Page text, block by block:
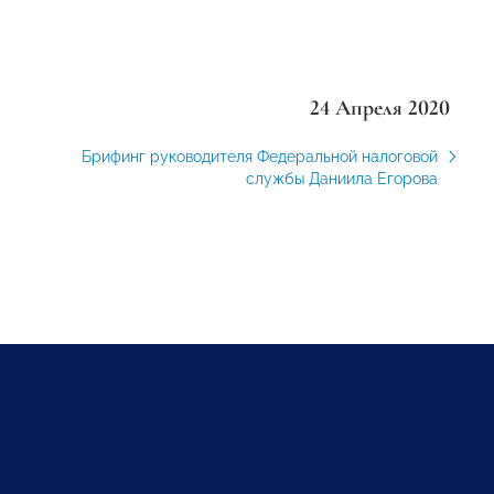
24 Апреля 2020
Брифинг руководителя Федеральной налоговой
службы Даниила Егорова